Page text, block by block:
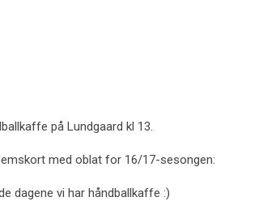
på Lundgaard kl 13.
med oblat for 16/17-sesongen:
dagene vi har håndballkaffe :)